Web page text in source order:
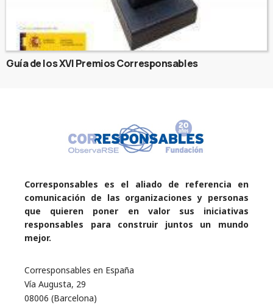
Guía de los XVI Premios Corresponsables
Corresponsables es el aliado de referencia en
comunicación de las organizaciones y personas
que quieren poner en valor sus iniciativas
responsables para construir juntos un mundo
mejor.
Corresponsables en España
Vía Augusta, 29
08006 (Barcelona)